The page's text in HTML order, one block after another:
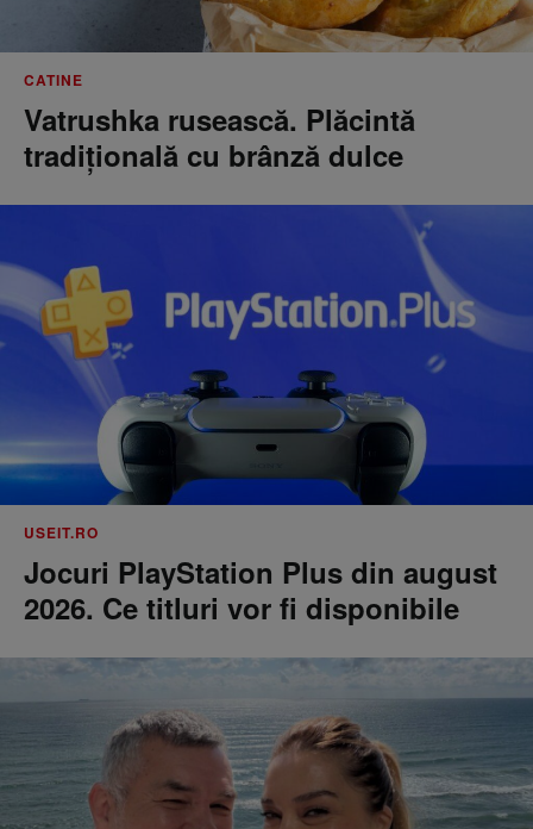
CATINE
Vatrushka rusească. Plăcintă
tradițională cu brânză dulce
USEIT.RO
Jocuri PlayStation Plus din august
2026. Ce titluri vor fi disponibile